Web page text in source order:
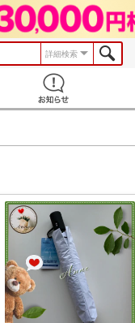
詳細検索